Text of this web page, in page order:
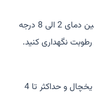
ویال های باز نشده داروی کیپرولیس را در یخچال (بین دمای 2 الی 8 درجه
نگهداری کنید.
داروی آماده تزریق را می توان به مدت 24 ساعت در یخچال و حداکثر تا 4